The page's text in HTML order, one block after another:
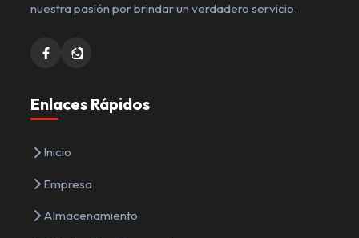
nuestra pasión por brindar un verdadero servicio.
Enlaces Rápidos
Inicio
Empresa
Almacenamiento